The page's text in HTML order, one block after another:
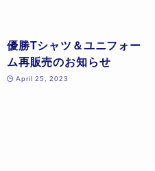
優勝Tシャツ＆ユニフォー
ム再販売のお知らせ
April 25, 2023